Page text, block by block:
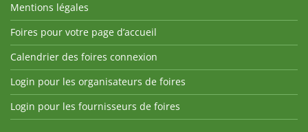
Mentions légales
Foires pour votre page d’accueil
Calendrier des foires connexion
Login pour les organisateurs de foires
Login pour les fournisseurs de foires